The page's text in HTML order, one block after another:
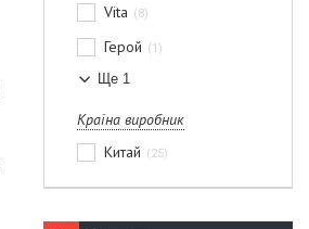
Vita 8
Герой 1
Ще 1
Країна виробник
Китай
25